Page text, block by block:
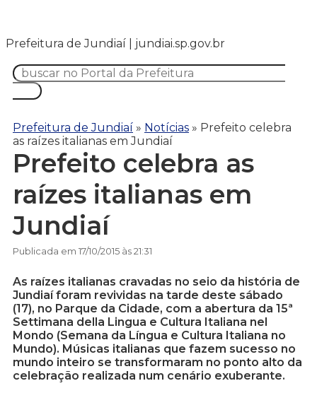
Prefeitura de Jundiaí | jundiai.sp.gov.br
Prefeitura de Jundiaí » Notícias » Prefeito celebra
as raízes italianas em Jundiaí
Prefeito celebra as
raízes italianas em
Jundiaí
Publicada em 17/10/2015 às 21:31
As raízes italianas cravadas no seio da história de
Jundiaí foram revividas na tarde deste sábado
(17), no Parque da Cidade, com a abertura da 15ª
Settimana della Lingua e Cultura Italiana nel
Mondo (Semana da Língua e Cultura Italiana no
Mundo). Músicas italianas que fazem sucesso no
mundo inteiro se transformaram no ponto alto da
celebração realizada num cenário exuberante.